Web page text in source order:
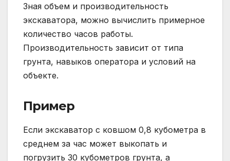
Зная объем и производительность
экскаватора, можно вычислить примерное
количество часов работы.
Производительность зависит от типа
грунта, навыков оператора и условий на
объекте.
Пример
Если экскаватор с ковшом 0,8 кубометра в
среднем за час может выкопать и
погрузить 30 кубометров грунта, а